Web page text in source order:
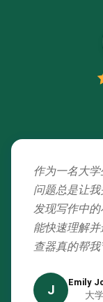
作为一名大
问题总是让
发现写作中
能快速理解
查器真的帮我
J
Emily
大